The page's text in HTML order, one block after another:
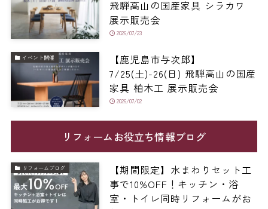
飛騨高山の国産家具 シラカワ
展示販売会
2026/07/23
イベント開催
【鹿児島市与次郎】
7/25(土)-26(日) 飛騨高山の国産
家具 柏木工 展示販売会
2026/07/02
リフォームお役立ち情報ブログ
リフォームブログ
【期間限定】水まわりセット工
事で10%OFF！キッチン・浴
室・トイレ同時リフォームがお